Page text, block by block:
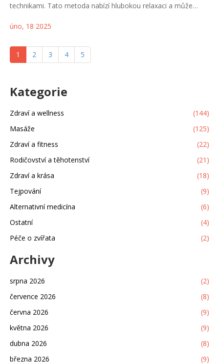
technikami. Tato metoda nabízí hlubokou relaxaci a může
o tom, jak masáž probíhá, jaké jsou její klíčové výhody a proč
úno, 18 2025
1 2 3 4 5
Kategorie
Zdraví a wellness
(144)
Masáže
(125)
Zdraví a fitness
(22)
Rodičovství a těhotenství
(21)
Zdraví a krása
(18)
Tejpování
(9)
Alternativní medicína
(6)
Ostatní
(4)
Péče o zvířata
(2)
Archivy
srpna 2026
(2)
července 2026
(8)
června 2026
(9)
května 2026
(9)
dubna 2026
(8)
března 2026
(9)